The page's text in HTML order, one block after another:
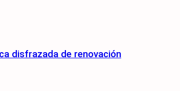
disfrazada de renovación